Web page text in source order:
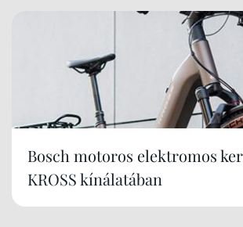
Bosch motoros elektromos
KROSS kínálatában